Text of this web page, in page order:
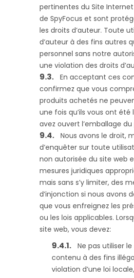
pertinentes du Site
de SpyFocus et sont
les droits d’auteur. Toute
d’auteur à des fins autres
personnel sans notre
une violation des droits
En acceptant ces
confirmez que vous
produits achetés ne
une fois qu’ils vous ont été
avez ouvert l’emballage
Nous avons le droit,
d’enquêter sur toute
non autorisée du site web
mesures juridiques
mais sans s’y limiter, des
d’injonction si nous avons
que vous enfreignez les
ou les lois applicables.
site web, vous devez:
Ne pas utiliser
contenu à des fins
violation d’une loi